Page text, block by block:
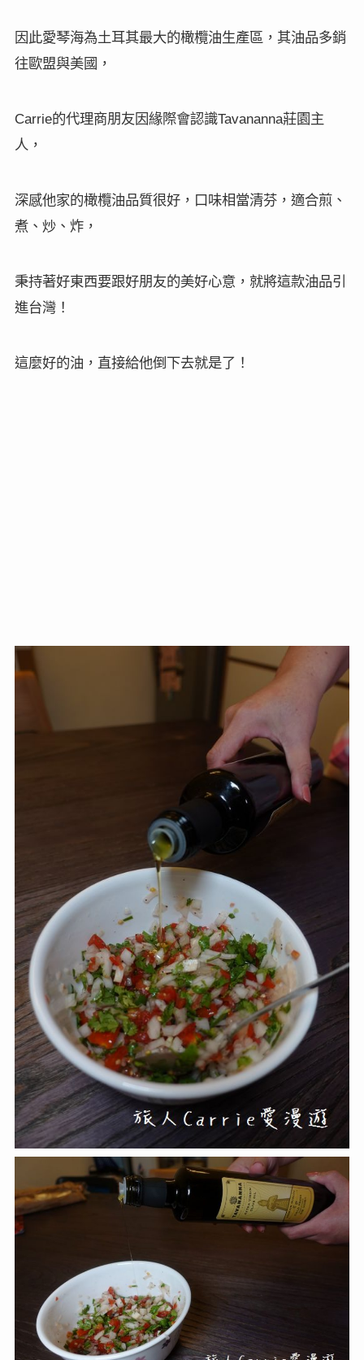
因此愛琴海為土耳其最大的橄欖油生產區，其油品多銷
往歐盟與美國，
Carrie的代理商朋友因緣際會認識Tavananna莊園主
人，
深感他家的橄欖油品質很好，口味相當清芬，適合煎、
煮、炒、炸，
秉持著好東西要跟好朋友的美好心意，就將這款油品引
進台灣！
這麼好的油，直接給他倒下去就是了！